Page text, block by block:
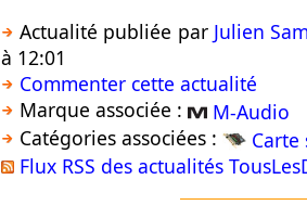
Actualité publiée par Julien
à 12:01
Commenter cette actualité
Marque associée :
M-Audio
Catégories associées :
Carte
Flux RSS des actualités